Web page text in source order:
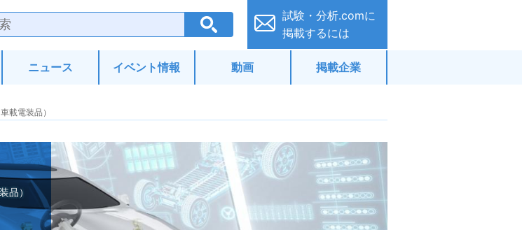
試験・分析.comに
掲載するには
ニュース イベント情報 動画 掲載企業
載電装品）
品）